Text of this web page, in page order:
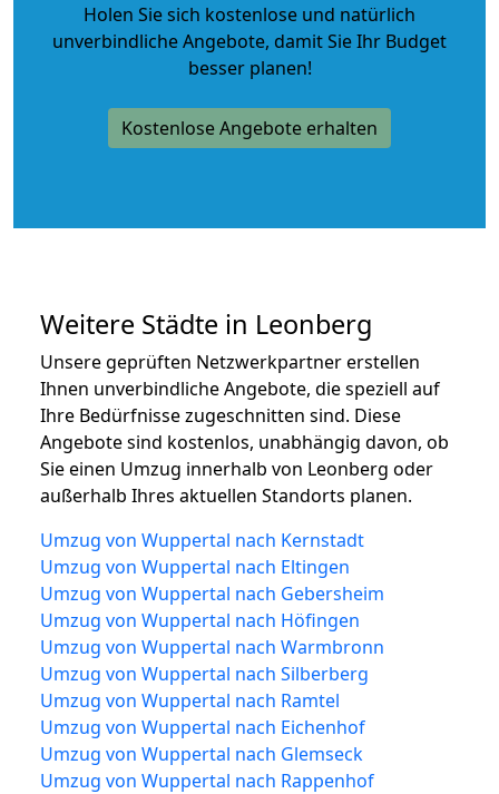
Holen Sie sich kostenlose und natürlich
unverbindliche Angebote, damit Sie Ihr Budget
besser planen!
Kostenlose Angebote erhalten
Weitere Städte in Leonberg
Unsere geprüften Netzwerkpartner erstellen
Ihnen unverbindliche Angebote, die speziell auf
Ihre Bedürfnisse zugeschnitten sind. Diese
Angebote sind kostenlos, unabhängig davon, ob
Sie einen Umzug innerhalb von Leonberg oder
außerhalb Ihres aktuellen Standorts planen.
Umzug von Wuppertal nach Kernstadt
Umzug von Wuppertal nach Eltingen
Umzug von Wuppertal nach Gebersheim
Umzug von Wuppertal nach Höfingen
Umzug von Wuppertal nach Warmbronn
Umzug von Wuppertal nach Silberberg
Umzug von Wuppertal nach Ramtel
Umzug von Wuppertal nach Eichenhof
Umzug von Wuppertal nach Glemseck
Umzug von Wuppertal nach Rappenhof